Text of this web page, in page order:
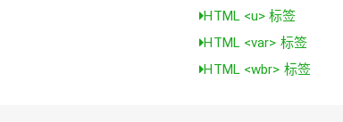
HTML <u> 标签
HTML <var> 标签
HTML <wbr> 标签